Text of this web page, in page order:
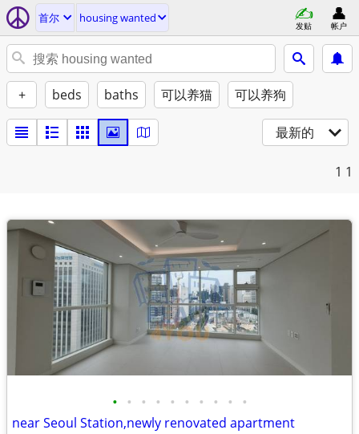
首尔 housing wanted
发贴 帐户
+ beds baths 可以养猫 可以养狗
最新的
1 1
• • • • • • • • • •
near Seoul Station,newly renovated apartment